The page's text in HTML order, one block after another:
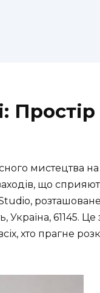
мистецтва на
що
Україна, 61145. Це
хто прагне